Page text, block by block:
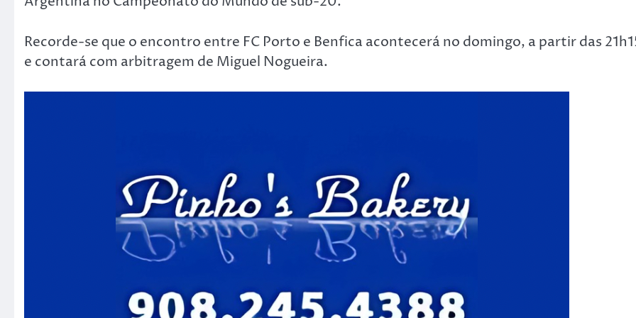
Recorde-se que o encontro entre FC Porto e Benfica acontecerá no domingo, a partir das
e contará com arbitragem de Miguel Nogueira.